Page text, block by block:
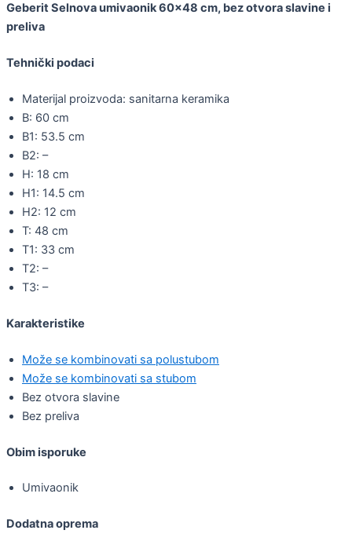
Geberit Selnova umivaonik 60×48 cm, bez otvora slavine i
preliva
Tehnički podaci
Materijal proizvoda: sanitarna keramika
B: 60 cm
B1: 53.5 cm
B2: –
H: 18 cm
H1: 14.5 cm
H2: 12 cm
T: 48 cm
T1: 33 cm
T2: –
T3: –
Karakteristike
Može se kombinovati sa polustubom
Može se kombinovati sa stubom
Bez otvora slavine
Bez preliva
Obim isporuke
Umivaonik
Dodatna oprema